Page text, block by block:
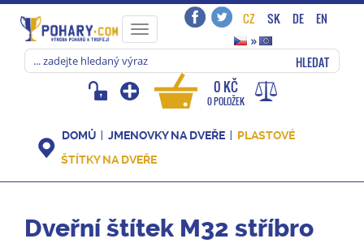
Toggle
navigation
CZ SK DE
EN
»
HLEDAT
0 KČ
0 POLOŽEK
DOMŮ JMENOVKY NA DVEŘE
PLASTOVÉ
ŠTÍTKY NA DVEŘE
Dveřní štítek M32 stříbro